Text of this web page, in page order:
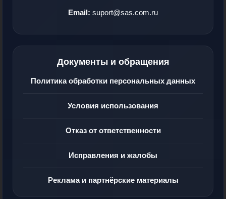
Email: suport@sas.com.ru
Документы и обращения
Политика обработки персональных данных
Условия использования
Отказ от ответственности
Исправления и жалобы
Реклама и партнёрские материалы